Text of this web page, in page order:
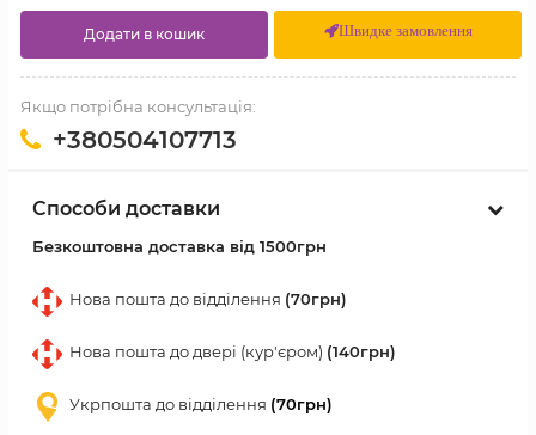
Додати в кошик Швидке замовлення
Якщо потрібна консультація:
+380504107713
Способи доставки
Безкоштовна доставка від 1500грн
Нова пошта до відділення (70грн)
Нова пошта до двері (кур'єром) (140грн)
Укрпошта до відділення (70грн)